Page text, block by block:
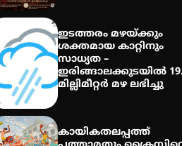
ഇടത്തരം മഴയ്ക്കും
ശക്തമായ കാറ്റിനും
സാധ്യത –
ഇരിങ്ങാലക്കുടയിൽ
മില്ലിമീറ്റർ മഴ ലഭിച്ചു
കായികതലപ്പത്ത്